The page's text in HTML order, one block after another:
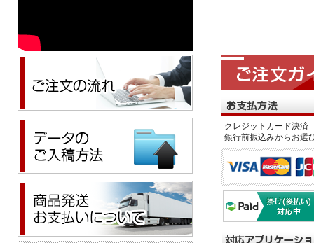
クレジットカード決
銀行前振込みからお選